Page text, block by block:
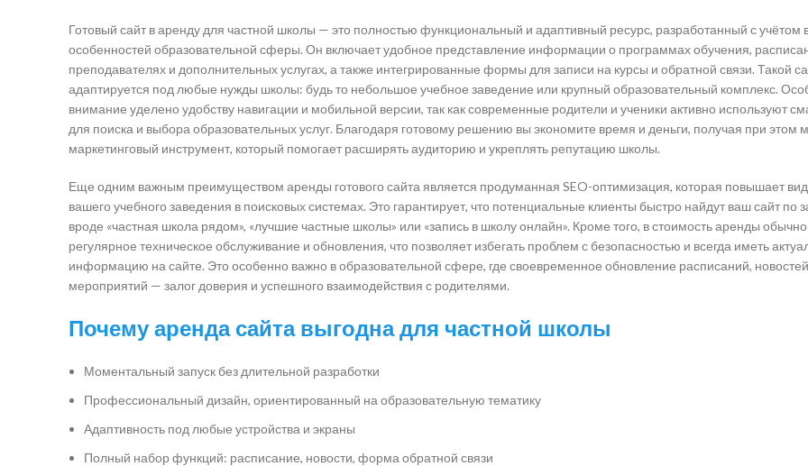
Готовый сайт в аренду для частной школы — это полностью функциональный и адаптивный ресурс, разработанный с учётом
особенностей образовательной сферы. Он включает удобное представление информации о программах обучения,
преподавателях и дополнительных услугах, а также интегрированные формы для записи на курсы и обратной связи. Такой
адаптируется под любые нужды школы: будь то небольшое учебное заведение или крупный образовательный комплекс.
внимание уделено удобству навигации и мобильной версии, так как современные родители и ученики активно используют
для поиска и выбора образовательных услуг. Благодаря готовому решению вы экономите время и деньги, получая при этом
маркетинговый инструмент, который помогает расширять аудиторию и укреплять репутацию школы.
Еще одним важным преимуществом аренды готового сайта является продуманная SEO-оптимизация, которая повышает
вашего учебного заведения в поисковых системах. Это гарантирует, что потенциальные клиенты быстро найдут ваш сайт по
вроде «частная школа рядом», «лучшие частные школы» или «запись в школу онлайн». Кроме того, в стоимость аренды
регулярное техническое обслуживание и обновления, что позволяет избегать проблем с безопасностью и всегда иметь
информацию на сайте. Это особенно важно в образовательной сфере, где своевременное обновление расписаний,
мероприятий — залог доверия и успешного взаимодействия с родителями.
Почему аренда сайта выгодна для частной школы
Моментальный запуск без длительной разработки
Профессиональный дизайн, ориентированный на образовательную тематику
Адаптивность под любые устройства и экраны
Полный набор функций: расписание, новости, форма обратной связи